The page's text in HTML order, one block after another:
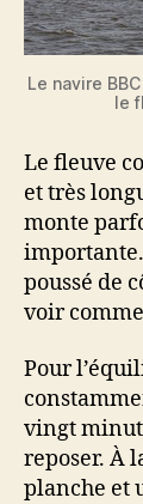
Le navire
le
Le fleuve
et très
monte
poussé de
voir
Pour
vingt
reposer. À
planche et